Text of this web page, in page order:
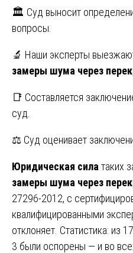
🏛️ Суд выносит
вопросы.
🔬 Наши эксперты
замеры шума через
📑 Составляется
суд.
⚖️ Суд оценивает
Юридическая сила таких
замеры шума через
27296-2012, с
квалифицированными
отклоняет. Статистика: из
3 были оспорены — и во